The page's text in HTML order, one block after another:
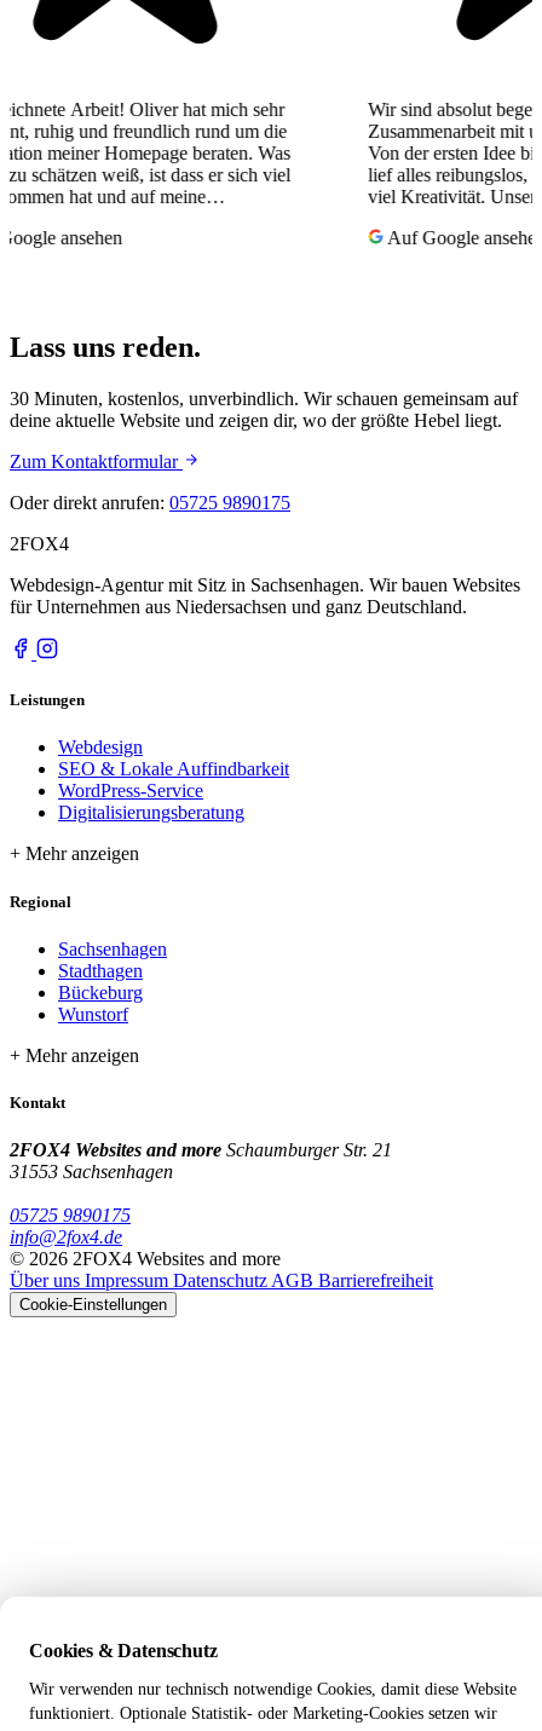
hat mich sehr
rund um die
beraten. Was
ist dass er sich viel
auf meine…
Wir sind absolut begeistert von der
Zusammenarbeit mit unserem
Von der ersten Idee bis zur fertigen
lief alles reibungslos, professionell und
viel Kreativität. Unsere Wünsche
Auf Google ansehen
Lass uns reden.
30 Minuten, kostenlos, unverbindlich. Wir schauen gemeinsam auf
deine aktuelle Website und zeigen dir, wo der größte Hebel liegt.
Zum Kontaktformular
Oder direkt anrufen: 05725 9890175
2FOX4
Webdesign-Agentur mit Sitz in Sachsenhagen. Wir bauen Websites
für Unternehmen aus Niedersachsen und ganz Deutschland.
Leistungen
Webdesign
SEO & Lokale Auffindbarkeit
WordPress-Service
Digitalisierungsberatung
Regional
Sachsenhagen
Stadthagen
Bückeburg
Wunstorf
Kontakt
2FOX4 Websites and more Schaumburger Str. 21
31553 Sachsenhagen
05725 9890175
info@2fox4.de
© 2026 2FOX4 Websites and more
Über uns Impressum Datenschutz AGB Barrierefreiheit
Cookie-Einstellungen
Cookies & Datenschutz
Wir verwenden nur technisch notwendige Cookies, damit diese Website
funktioniert. Optionale Statistik- oder Marketing-Cookies setzen wir